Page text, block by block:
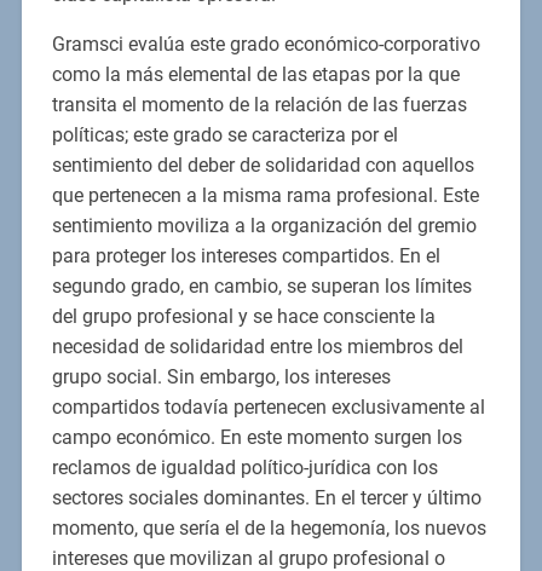
Gramsci evalúa este grado económico-corporativo
como la más elemental de las etapas por la que
transita el momento de la relación de las fuerzas
políticas; este grado se caracteriza por el
sentimiento del deber de solidaridad con aquellos
que pertenecen a la misma rama profesional. Este
sentimiento moviliza a la organización del gremio
para proteger los intereses compartidos. En el
segundo grado, en cambio, se superan los límites
del grupo profesional y se hace consciente la
necesidad de solidaridad entre los miembros del
grupo social. Sin embargo, los intereses
compartidos todavía pertenecen exclusivamente al
campo económico. En este momento surgen los
reclamos de igualdad político-jurídica con los
sectores sociales dominantes. En el tercer y último
momento, que sería el de la hegemonía, los nuevos
intereses que movilizan al grupo profesional o